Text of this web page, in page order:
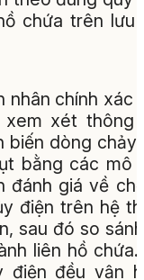
chứa trên lưu
chính xác
xem xét thông
biến dòng chảy
bằng các mô
đánh giá về
điện trên hệ
sau đó so
liên hồ chứa.
điện đều vận